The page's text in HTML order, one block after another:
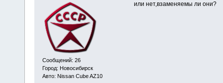
Сообщений: 26
Город: Новосибирск
Авто: Nissan Cube AZ10
или нет,взаменяемы ли они?